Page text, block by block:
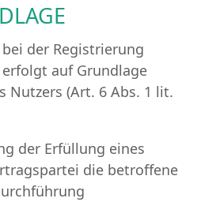
der Registrierung
auf Grundlage
Nutzers (Art. 6 Abs. 1 lit.
der Erfüllung eines
die betroffene